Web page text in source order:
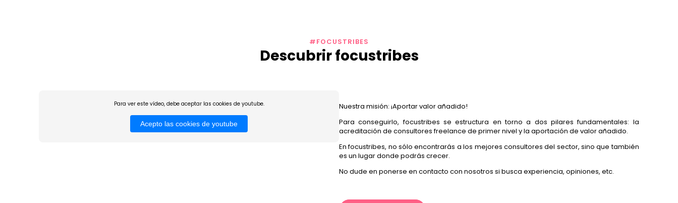
#FOCUSTRIBES
Descubrir focustribes
Para ver este vídeo, debe aceptar las cookies de youtube.
Acepto las cookies de youtube
Nuestra misión: ¡Aportar valor añadido!
Para conseguirlo, focustribes se estructura en torno a dos pilares fundamentales: la
acreditación de consultores freelance de primer nivel y la aportación de valor añadido.
En focustribes, no sólo encontrarás a los mejores consultores del sector, sino que también
es un lugar donde podrás crecer.
No dude en ponerse en contacto con nosotros si busca experiencia, opiniones, etc.